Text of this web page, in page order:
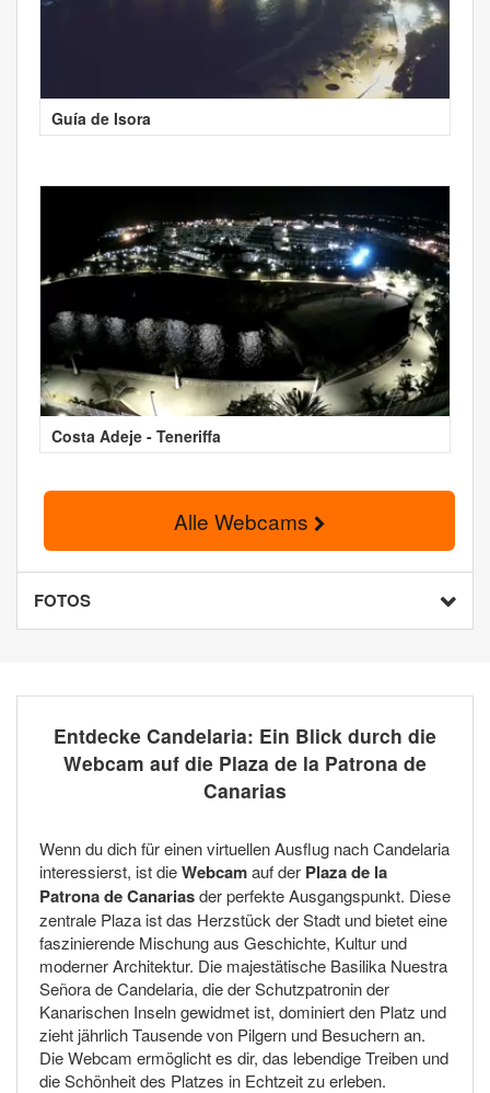
Guía de Isora
Costa Adeje - Teneriffa
Alle Webcams
FOTOS
Entdecke Candelaria: Ein Blick durch die
Webcam auf die Plaza de la Patrona de
Canarias
Wenn du dich für einen virtuellen Ausflug nach Candelaria
interessierst, ist dieWebcamauf der Plaza de la
Patrona de Canariasder perfekte Ausgangspunkt. Diese
zentrale Plaza ist das Herzstück der Stadt und bietet eine
faszinierende Mischung aus Geschichte, Kultur und
moderner Architektur. Die majestätische Basilika Nuestra
Señora de Candelaria, die der Schutzpatronin der
Kanarischen Inseln gewidmet ist, dominiert den Platz und
zieht jährlich Tausende von Pilgern und Besuchern an.
Die Webcam ermöglicht es dir, das lebendige Treiben und
die Schönheit des Platzes in Echtzeit zu erleben.